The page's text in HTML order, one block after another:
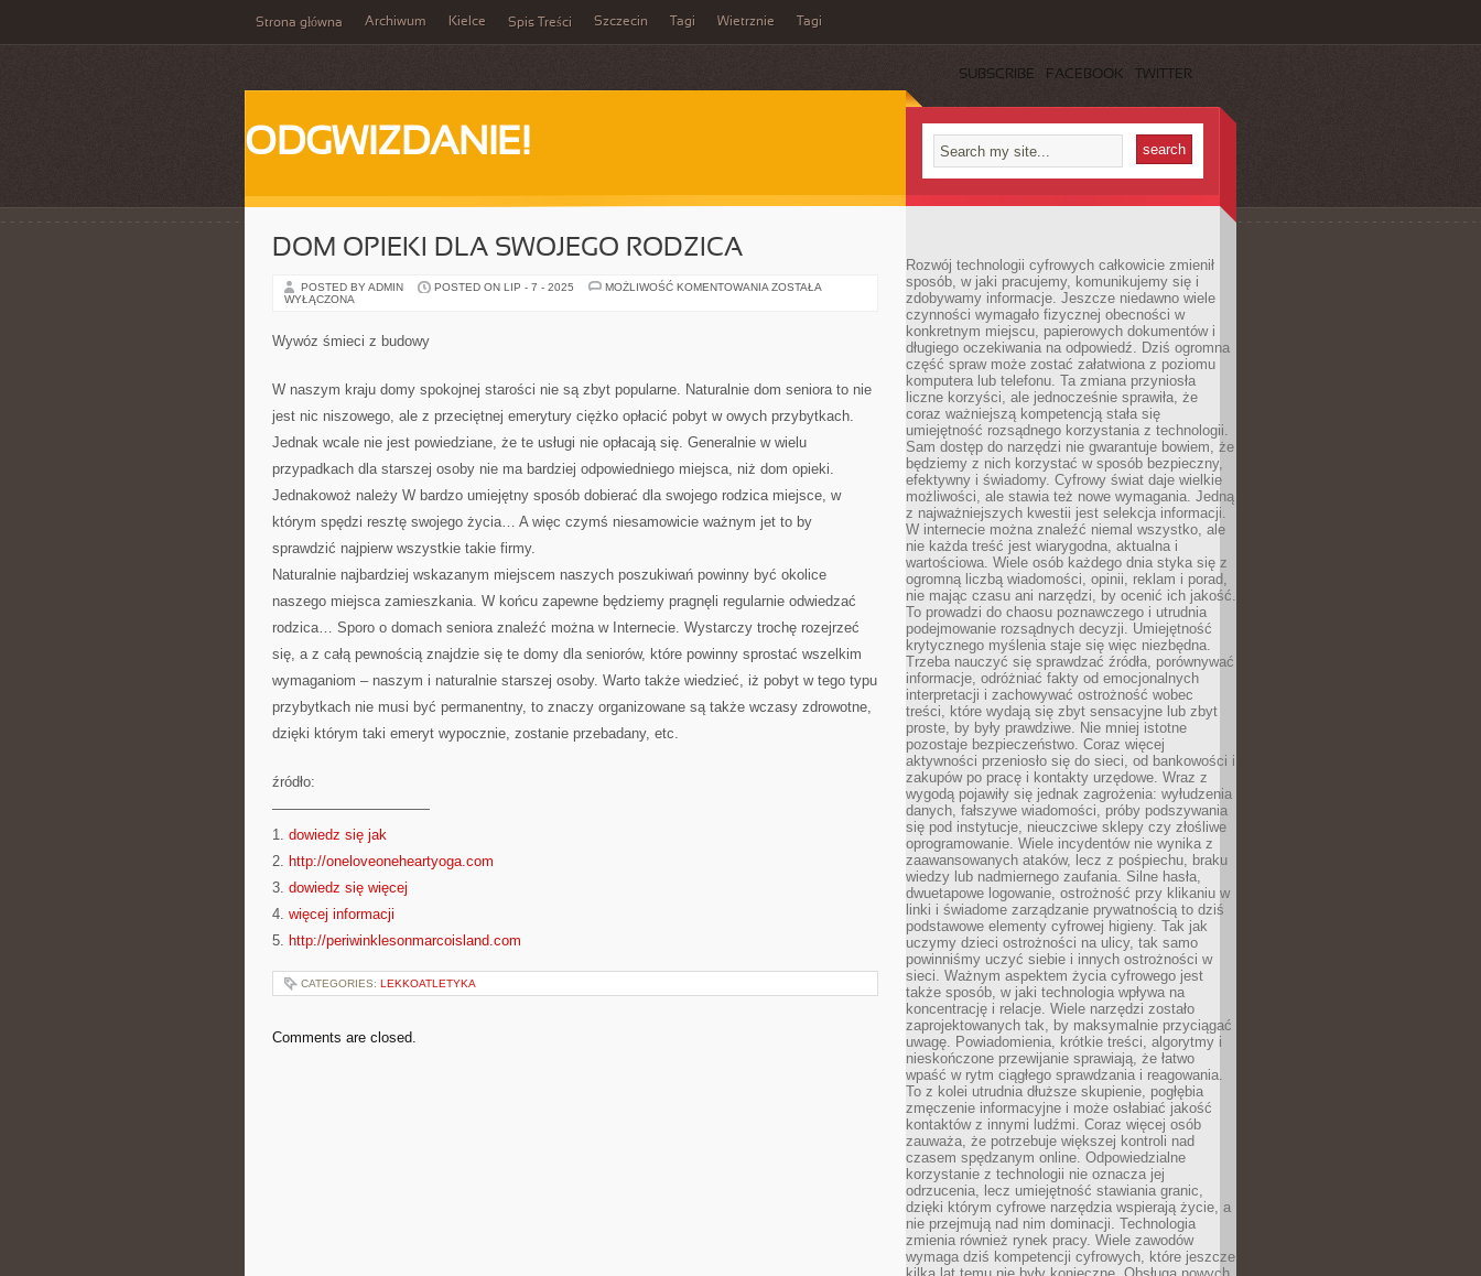
Strona główna Archiwum Kielce Spis Treści Szczecin Tagi Wietrznie Tagi
SUBSCRIBE FACEBOOK TWITTER
ODGWIZDANIE!
DOM OPIEKI DLA SWOJEGO RODZICA
POSTED BY ADMIN POSTED ON LIP - 7 - 2025 MOŻLIWOŚĆ KOMENTOWANIA DOM
ZOSTAŁA
WYŁĄCZONA
Wywóz śmieci z budowy
W naszym kraju domy spokojnej starości nie są zbyt popularne. Naturalnie dom seniora to nie
jest nic niszowego, ale z przeciętnej emerytury ciężko opłacić pobyt w owych przybytkach.
Jednak wcale nie jest powiedziane, że te usługi nie opłacają się. Generalnie w wielu
przypadkach dla starszej osoby nie ma bardziej odpowiedniego miejsca, niż dom opieki.
Jednakowoż należy W bardzo umiejętny sposób dobierać dla swojego rodzica miejsce, w
którym spędzi resztę swojego życia… A więc czymś niesamowicie ważnym jet to by
sprawdzić najpierw wszystkie takie firmy.
Naturalnie najbardziej wskazanym miejscem naszych poszukiwań powinny być okolice
naszego miejsca zamieszkania. W końcu zapewne będziemy pragnęli regularnie odwiedzać
rodzica… Sporo o domach seniora znaleźć można w Internecie. Wystarczy trochę rozejrzeć
się, a z całą pewnością znajdzie się te domy dla seniorów, które powinny sprostać wszelkim
wymaganiom – naszym i naturalnie starszej osoby. Warto także wiedzieć, iż pobyt w tego typu
przybytkach nie musi być permanentny, to znaczy organizowane są także wczasy zdrowotne,
dzięki którym taki emeryt wypocznie, zostanie przebadany, etc.
źródło:
———————————
1. dowiedz się jak
2. http://oneloveoneheartyoga.com
3. dowiedz się więcej
4. więcej informacji
5. http://periwinklesonmarcoisland.com
CATEGORIES: LEKKOATLETYKA
Comments are closed.
Rozwój technologii cyfrowych całkowicie zmienił
sposób, w jaki pracujemy, komunikujemy się i
zdobywamy informacje. Jeszcze niedawno wiele
czynności wymagało fizycznej obecności w
konkretnym miejscu, papierowych dokumentów i
długiego oczekiwania na odpowiedź. Dziś ogromna
część spraw może zostać załatwiona z poziomu
komputera lub telefonu. Ta zmiana przyniosła
liczne korzyści, ale jednocześnie sprawiła, że
coraz ważniejszą kompetencją stała się
umiejętność rozsądnego korzystania z technologii.
Sam dostęp do narzędzi nie gwarantuje bowiem, że
będziemy z nich korzystać w sposób bezpieczny,
efektywny i świadomy. Cyfrowy świat daje wielkie
możliwości, ale stawia też nowe wymagania. Jedną
z najważniejszych kwestii jest selekcja informacji.
W internecie można znaleźć niemal wszystko, ale
nie każda treść jest wiarygodna, aktualna i
wartościowa. Wiele osób każdego dnia styka się z
ogromną liczbą wiadomości, opinii, reklam i porad,
nie mając czasu ani narzędzi, by ocenić ich jakość.
To prowadzi do chaosu poznawczego i utrudnia
podejmowanie rozsądnych decyzji. Umiejętność
krytycznego myślenia staje się więc niezbędna.
Trzeba nauczyć się sprawdzać źródła, porównywać
informacje, odróżniać fakty od emocjonalnych
interpretacji i zachowywać ostrożność wobec
treści, które wydają się zbyt sensacyjne lub zbyt
proste, by były prawdziwe. Nie mniej istotne
pozostaje bezpieczeństwo. Coraz więcej
aktywności przeniosło się do sieci, od bankowości i
zakupów po pracę i kontakty urzędowe. Wraz z
wygodą pojawiły się jednak zagrożenia: wyłudzenia
danych, fałszywe wiadomości, próby podszywania
się pod instytucje, nieuczciwe sklepy czy złośliwe
oprogramowanie. Wiele incydentów nie wynika z
zaawansowanych ataków, lecz z pośpiechu, braku
wiedzy lub nadmiernego zaufania. Silne hasła,
dwuetapowe logowanie, ostrożność przy klikaniu w
linki i świadome zarządzanie prywatnością to dziś
podstawowe elementy cyfrowej higieny. Tak jak
uczymy dzieci ostrożności na ulicy, tak samo
powinniśmy uczyć siebie i innych ostrożności w
sieci. Ważnym aspektem życia cyfrowego jest
także sposób, w jaki technologia wpływa na
koncentrację i relacje. Wiele narzędzi zostało
zaprojektowanych tak, by maksymalnie przyciągać
uwagę. Powiadomienia, krótkie treści, algorytmy i
nieskończone przewijanie sprawiają, że łatwo
wpaść w rytm ciągłego sprawdzania i reagowania.
To z kolei utrudnia dłuższe skupienie, pogłębia
zmęczenie informacyjne i może osłabiać jakość
kontaktów z innymi ludźmi. Coraz więcej osób
zauważa, że potrzebuje większej kontroli nad
czasem spędzanym online. Odpowiedzialne
korzystanie z technologii nie oznacza jej
odrzucenia, lecz umiejętność stawiania granic,
dzięki którym cyfrowe narzędzia wspierają życie, a
nie przejmują nad nim dominacji. Technologia
zmienia również rynek pracy. Wiele zawodów
wymaga dziś kompetencji cyfrowych, które jeszcze